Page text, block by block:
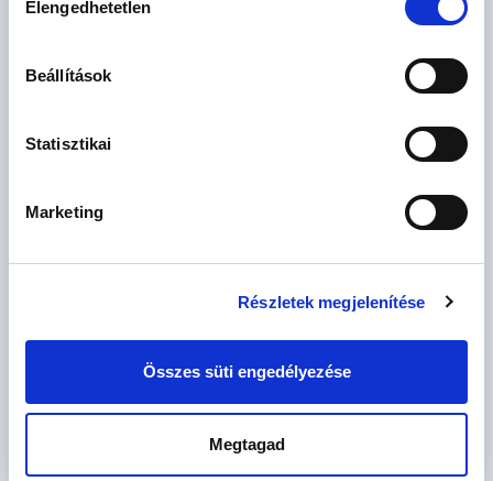
kiválasztása
Elengedhetetlen
Beállítások
Statisztikai
Marketing
Részletek megjelenítése
Összes süti engedélyezése
Megtagad
marketing célú megkeresésekhez
küldése” gombra kattintva kijelentem, hogy az OTP Bank